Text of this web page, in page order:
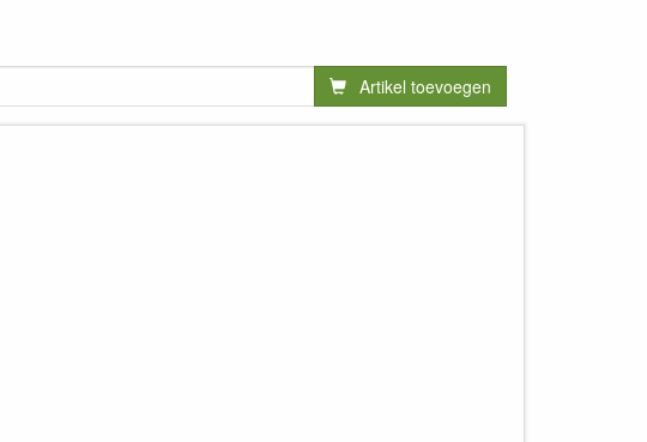
Artikel toevoegen